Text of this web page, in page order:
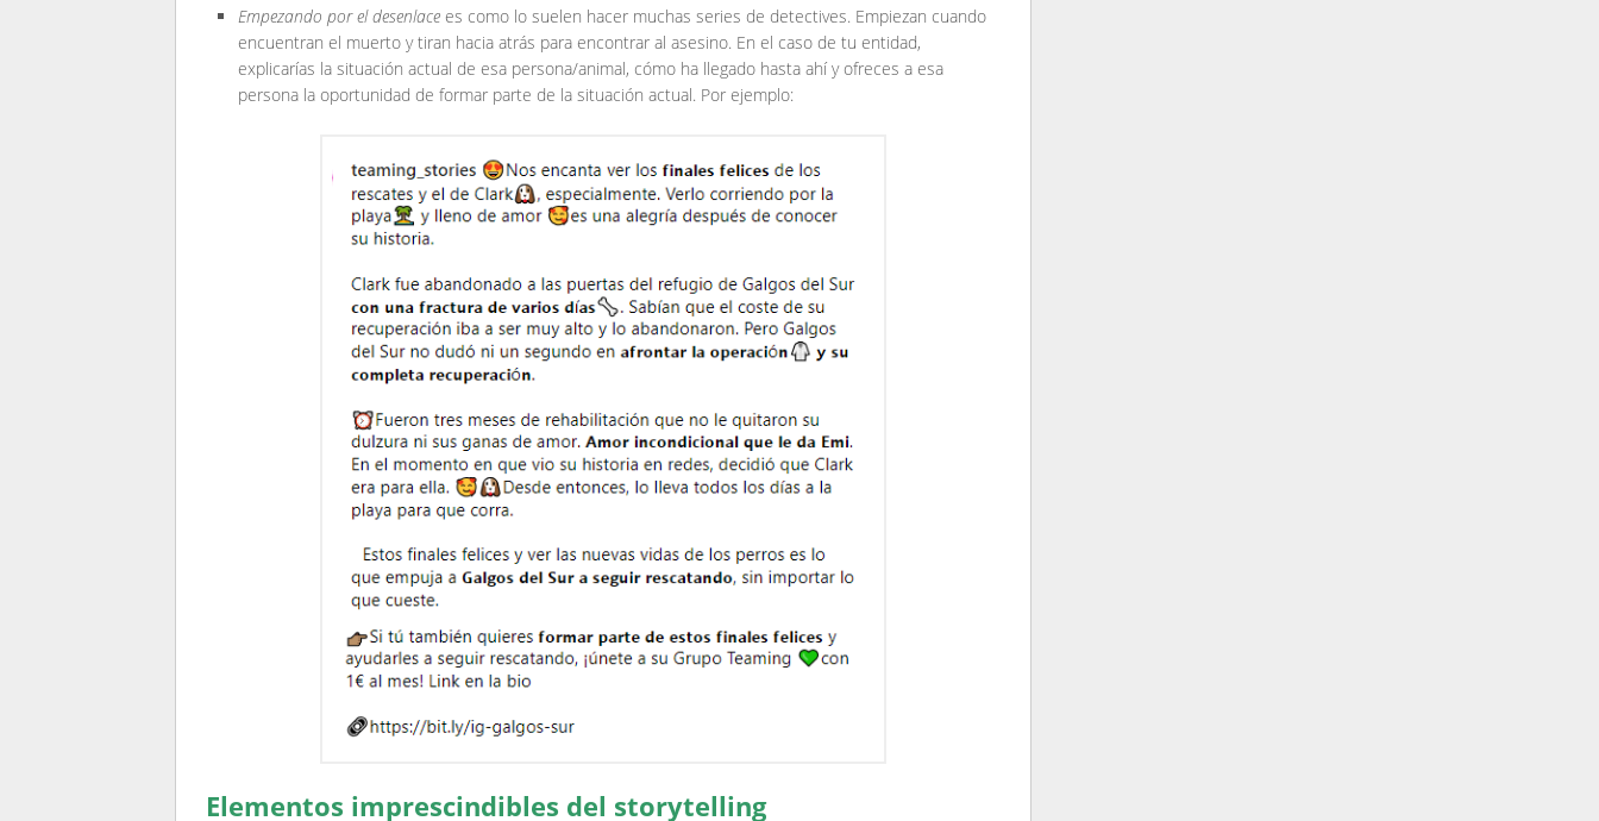
Empezando por el desenlacees como lo suelen hacer muchas series de detectives. Empiezan cuando
encuentran el muerto y tiran hacia atrás para encontrar al asesino. En el caso de tu entidad,
explicarías la situación actual de esa persona/animal, cómo ha llegado hasta ahí y ofreces a esa
persona la oportunidad de formar parte de la situación actual. Por ejemplo:
Elementos imprescindibles del storytelling